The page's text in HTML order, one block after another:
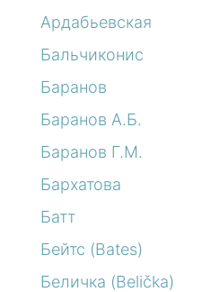
Ардабьевская
Бальчиконис
Баранов
Баранов А.Б.
Баранов Г.М.
Бархатова
Батт
Бейтс (Bates)
Беличка (Belička)